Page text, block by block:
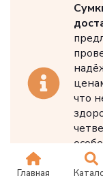
Главная
что